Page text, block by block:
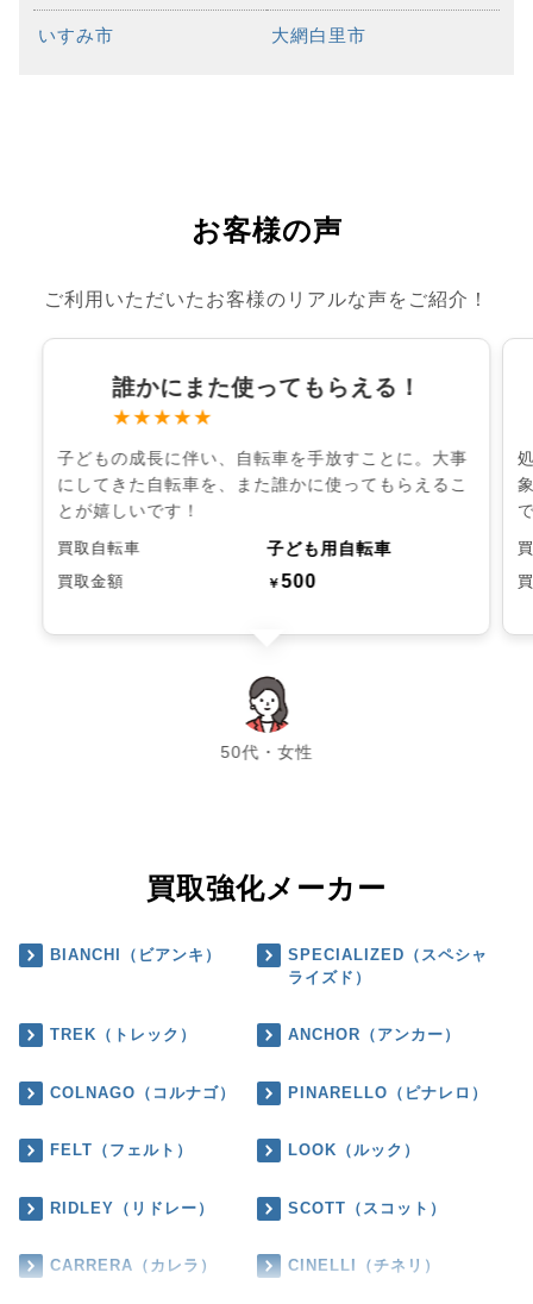
いすみ市 大網白里市
お客様の声
ご利用いただいたお客様のリアルな声をご紹介！
誰かにまた使ってもらえる！
★★★★★
子どもの成長に伴い、自転車を手放すことに。大事
にしてきた自転車を、また誰かに使ってもらえるこ
とが嬉しいです！
買取自転車 子ども用自転車
買取金額 ￥500
50代・女性
chevron_left chevron_right
買取強化メーカー
BIANCHI（ビアンキ）
SPECIALIZED（スペシャ
ライズド）
TREK（トレック） ANCHOR（アンカー）
COLNAGO（コルナゴ） PINARELLO（ピナレロ）
FELT（フェルト） LOOK（ルック）
RIDLEY（リドレー） SCOTT（スコット）
CARRERA（カレラ） CINELLI（チネリ）